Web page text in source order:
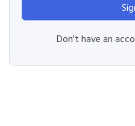
Don't have an